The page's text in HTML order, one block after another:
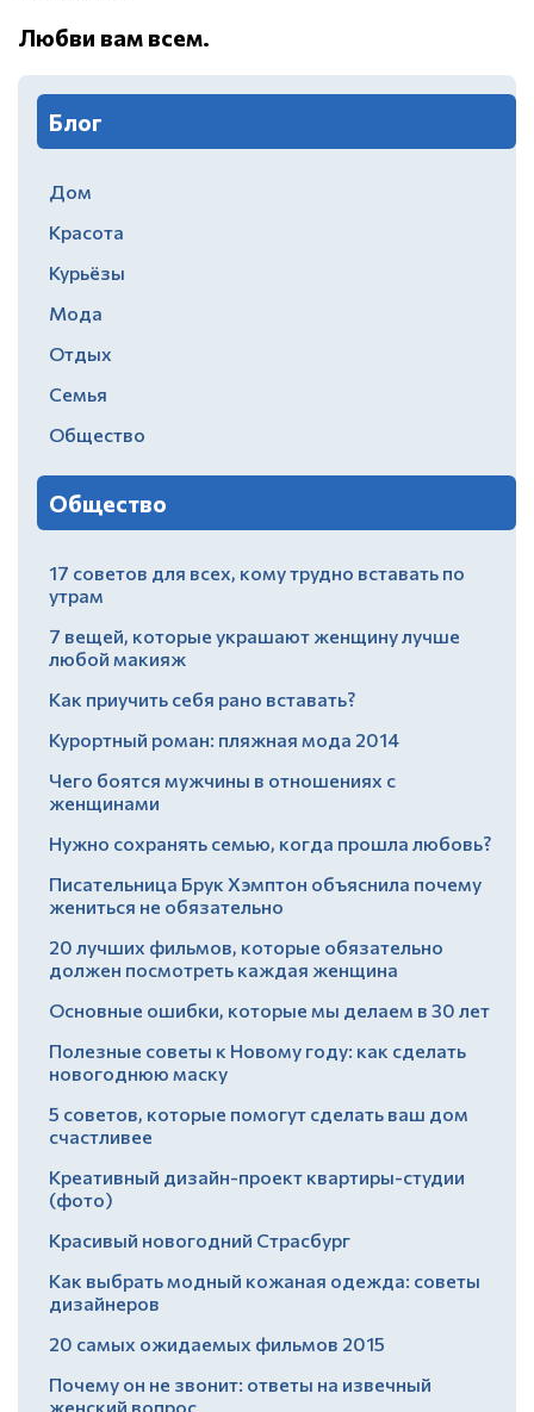
Любви вам всем.
Блог
Дом
Красота
Курьёзы
Мода
Отдых
Семья
Общество
Общество
17 советов для всех, кому трудно вставать по
утрам
7 вещей, которые украшают женщину лучше
любой макияж
Как приучить себя рано вставать?
Курортный роман: пляжная мода 2014
Чего боятся мужчины в отношениях с
женщинами
Нужно сохранять семью, когда прошла любовь?
Писательница Брук Хэмптон объяснила почему
жениться не обязательно
20 лучших фильмов, которые обязательно
должен посмотреть каждая женщина
Основные ошибки, которые мы делаем в 30 лет
Полезные советы к Новому году: как сделать
новогоднюю маску
5 советов, которые помогут сделать ваш дом
счастливее
Креативный дизайн-проект квартиры-студии
(фото)
Красивый новогодний Страсбург
Как выбрать модный кожаная одежда: советы
дизайнеров
20 самых ожидаемых фильмов 2015
Почему он не звонит: ответы на извечный
женский вопрос